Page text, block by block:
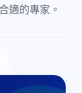
適的專家。